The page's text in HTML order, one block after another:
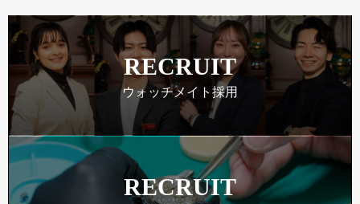
RECRUIT
ウォッチメイト採用
RECRUIT